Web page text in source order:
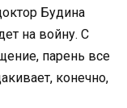
Будина
на войну. С
парень все
конечно,